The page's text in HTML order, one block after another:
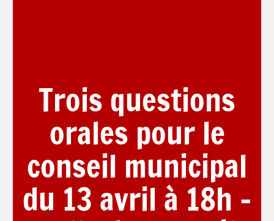
Trois questions
orales pour le
conseil municipal
du 13 avril à 18h –